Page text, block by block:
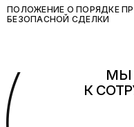
ПОЛОЖЕНИЕ О ПОРЯДКЕ
БЕЗОПАСНОЙ СДЕЛКИ
МЫ
К